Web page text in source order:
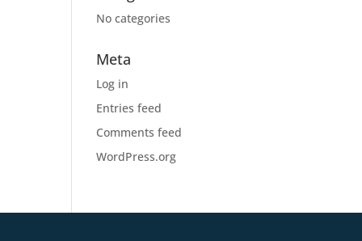
No categories
Meta
Log in
Entries feed
Comments feed
WordPress.org